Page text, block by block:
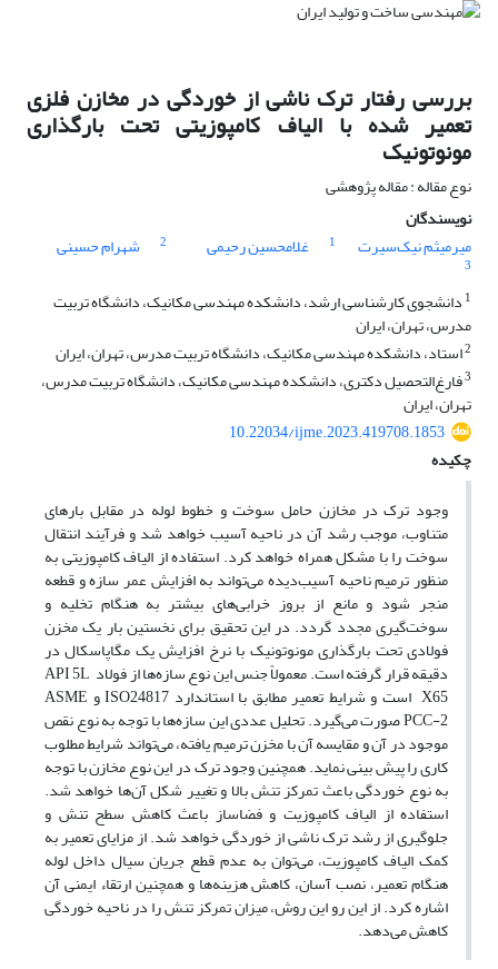
بررسی رفتار ترک ناشی از خوردگی در مخازن فلزی
تعمیر شده با الیاف کامپوزیتی تحت بارگذاری
مونوتونیک
نوع مقاله : مقاله پژوهشی
نویسندگان
میرمیثم نیک‌سیرت
1 غلامحسین رحیمی 2 شهرام حسینی
3
1 دانشجوی کارشناسی ارشد، دانشکده مهندسی مکانیک، دانشگاه تربیت
مدرس، تهران، ایران
2استاد، دانشکده مهندسی مکانیک، دانشگاه تربیت مدرس، تهران، ایران
3فارغ‌التحصیل دکتری، دانشکده مهندسی مکانیک، دانشگاه تربیت مدرس،
تهران، ایران
10.22034/ijme.2023.419708.1853
چکیده
وجود ترک در مخازن حامل سوخت و خطوط لوله در مقابل بارهای
متناوب، موجب رشد آن در ناحیه آسیب خواهد شد و فرآیند انتقال
سوخت را با مشکل همراه خواهد کرد. استفاده از الیاف کامپوزیتی به
منظور ترمیم ناحیه آسیب‌دیده می‌تواند به افزایش عمر سازه و قطعه
منجر شود و مانع از بروز خرابی‌های بیشتر به هنگام تخلیه و
سوخت‌گیری مجدد گردد. در این تحقیق برای نخستین بار یک مخزن
فولادی تحت بارگذاری مونوتونیک با نرخ افزایش یک مگاپاسکال در
دقیقه قرار گرفته است. معمولاً جنس این نوع سازه‌ها از فولاد API 5L
X65 است و شرایط تعمیر مطابق با استاندارد ISO24817 و ASME
PCC-2 صورت می‌گیرد. تحلیل عددی این سازه‌ها با توجه به نوع نقص
موجود در آن و مقایسه آن با مخزن ترمیم‌ یافته، می‌تواند شرایط مطلوب
کاری را پیش‌ بینی نماید. همچنین وجود ترک در این نوع مخازن با توجه
به نوع خوردگی باعث تمرکز تنش بالا و تغییر شکل آن‌ها خواهد شد.
استفاده از الیاف کامپوزیت و فضاساز باعث کاهش سطح تنش و
جلوگیری از رشد ترک ناشی از خوردگی خواهد شد. از مزایای تعمیر به
کمک الیاف کامپوزیت، می‌توان به عدم قطع جریان سیال داخل لوله
هنگام تعمیر، نصب آسان، کاهش هزینه‌ها و همچنین ارتقاء ایمنی آن
اشاره کرد. از این رو این روش، میزان تمرکز تنش را در ناحیه خوردگی
کاهش می‌دهد.